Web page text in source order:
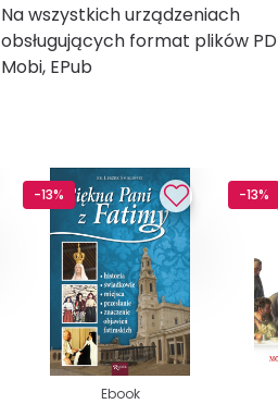
Na wszystkich urządzeniach
obsługujących format plików
Mobi, EPub
-13%
Ebook
-13%